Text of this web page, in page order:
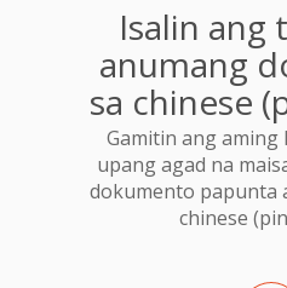
Isalin ang
anumang
sa chinese
Gamitin ang
upang agad na
dokumento papunta
chinese